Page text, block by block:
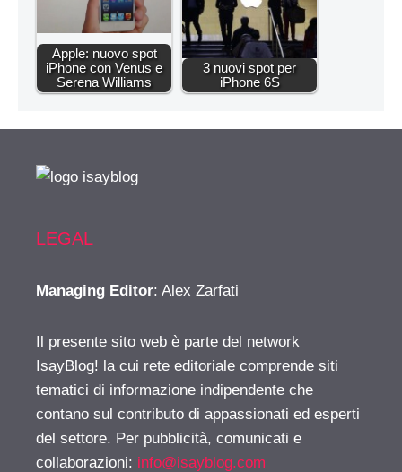
Apple: nuovo spot
iPhone con Venus e
Serena Williams
3 nuovi spot per
iPhone 6S
LEGAL
Managing Editor: Alex Zarfati
Il presente sito web è parte del network
IsayBlog! la cui rete editoriale comprende siti
tematici di informazione indipendente che
contano sul contributo di appassionati ed esperti
del settore. Per pubblicità, comunicati e
collaborazioni: info@isayblog.com